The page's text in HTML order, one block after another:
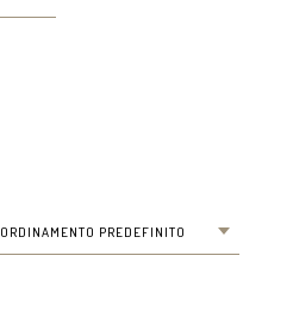
ORDINAMENTO PREDEFINITO